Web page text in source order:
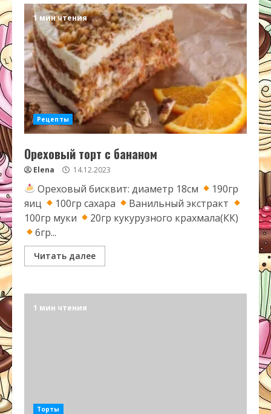
1 мин чтения
Рецепты
Ореховый торт с бананом
Elena 14.12.2023
Ореховый бисквит: диаметр 18см
190гр
яиц
100гр сахара
Ванильный экстракт
100гр муки
20гр кукурузного крахмала(КК)
6гр...
Читать далее
1 мин чтения
Торты